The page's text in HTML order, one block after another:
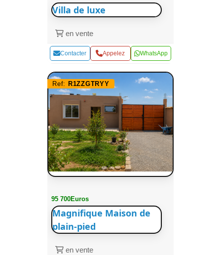
Villa de luxe
en vente
Contacter Appelez WhatsApp
Ref: R1ZZGTRYY
95 700Euros
Magnifique Maison de
plain-pied
en vente